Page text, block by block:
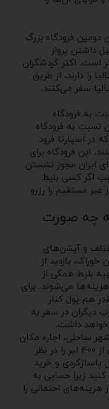
دومین فرودگاه بزرگ
داشتن پرواز
است. اکثر گردشگران
را دارند، از طریق
سفر می‌کنند.
به فرودگاه
نسبت به فرودگاه
در اسپارتا فرود
این فرودگاه برای
ایران مجوز نشستن
اگر کسی بلیط
غیر مستقیم را رزرو
چه صورت
و آپشن‌های
بازدید از
بلیط همگی از
می‌شوند. برای
هم پول کنار
دیگران در سفر به
ساحلی، اجاره مکان
جهت اقامت است بنابراین هزینه‌ای بیش از ۴۰۰ لیر را در نظر
و خرید
زیرا حسابی به
احتمالی را